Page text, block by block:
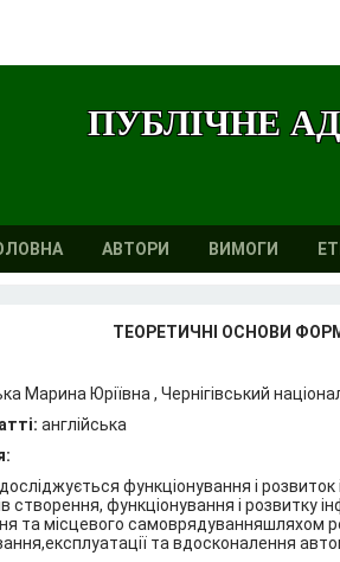
ПУБЛІЧНЕ
АВТОРИ ВИМОГИ
ТЕОРЕТИЧНІ ОСНОВИ
Марина Юріївна , Чернігівський
англійська
функціонування і
створення, функціонування і
та місцевого самоврядуванняшляхом
та вдосконалення